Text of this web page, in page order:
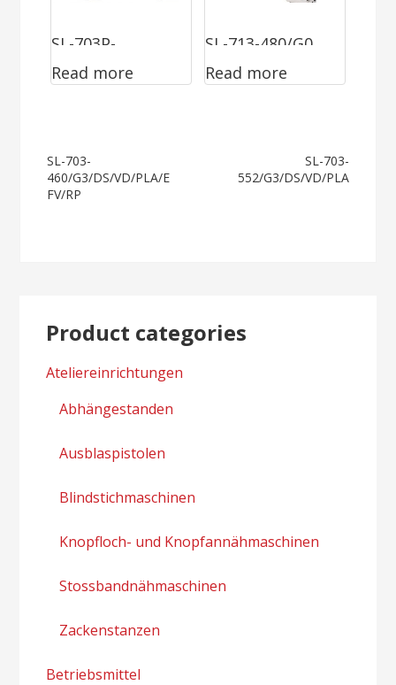
SL-703P-
GX/452/DS/VD/P
Read more
SL-713-480/G0
Read more
Post
navigation
SL-703-
460/G3/DS/VD/PLA/E
FV/RP
SL-703-
552/G3/DS/VD/PLA
Product categories
Ateliereinrichtungen
Abhängestanden
Ausblaspistolen
Blindstichmaschinen
Knopfloch- und Knopfannähmaschinen
Stossbandnähmaschinen
Zackenstanzen
Betriebsmittel